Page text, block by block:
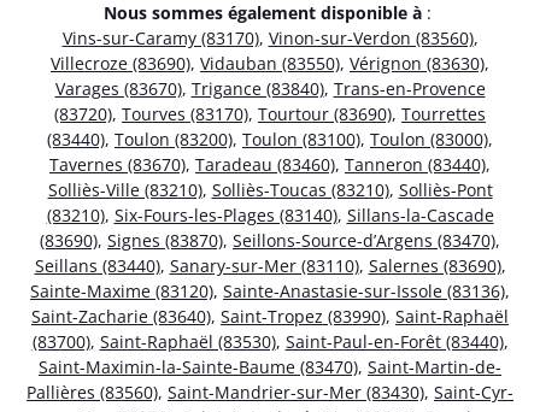
Nous sommes également disponible à :
Vins-sur-Caramy (83170), Vinon-sur-Verdon (83560),
Villecroze (83690), Vidauban (83550), Vérignon (83630),
Varages (83670), Trigance (83840), Trans-en-Provence
(83720), Tourves (83170), Tourtour (83690), Tourrettes
(83440), Toulon (83200), Toulon (83100), Toulon (83000),
Tavernes (83670), Taradeau (83460), Tanneron (83440),
Solliès-Ville (83210), Solliès-Toucas (83210), Solliès-Pont
(83210), Six-Fours-les-Plages (83140), Sillans-la-Cascade
(83690), Signes (83870), Seillons-Source-d’Argens (83470),
Seillans (83440), Sanary-sur-Mer (83110), Salernes (83690),
Sainte-Maxime (83120), Sainte-Anastasie-sur-Issole (83136),
Saint-Zacharie (83640), Saint-Tropez (83990), Saint-Raphaël
(83700), Saint-Raphaël (83530), Saint-Paul-en-Forêt (83440),
Saint-Maximin-la-Sainte-Baume (83470), Saint-Martin-de-
Pallières (83560), Saint-Mandrier-sur-Mer (83430), Saint-Cyr-